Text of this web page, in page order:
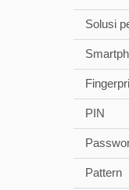
Solusi
PIN
Pattern